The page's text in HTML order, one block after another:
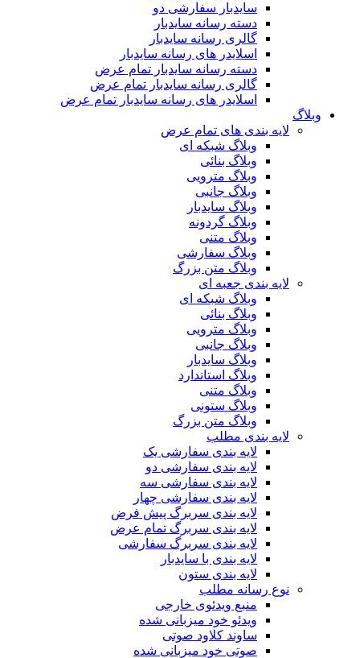
سایدبار سفارشی دو
دسته رسانه سایدبار
گالری رسانه سایدبار
اسلایدر های رسانه سایدبار
دسته رسانه سایدبار تمام عرض
گالری رسانه سایدبار تمام عرض
اسلایدر های رسانه سایدبار تمام عرض
وبلاگ
لایه بندی های تمام عرض
وبلاگ شبکه ای
وبلاگ بنائی
وبلاگ مترویی
وبلاگ جانبی
وبلاگ سایدبار
وبلاگ گردونه
وبلاگ متنی
وبلاگ سفارشی
وبلاگ متن بزرگ
لایه بندی جعبه ای
وبلاگ شبکه ای
وبلاگ بنائی
وبلاگ مترویی
وبلاگ جانبی
وبلاگ سایدبار
وبلاگ استاندارد
وبلاگ متنی
وبلاگ ستونی
وبلاگ متن بزرگ
لایه بندی مطلب
لایه بندی سفارشی یک
لایه بندی سفارشی دو
لایه بندی سفارشی سه
لایه بندی سفارشی چهار
لایه بندی سربرگ پیش فرض
لایه بندی سربرگ تمام عرض
لایه بندی سربرگ سفارشی
لایه بندی با سایدبار
لایه بندی ستون
نوع رسانه مطلب
منبع ویدئوی خارجی
ویدئو خود میزبانی شده
ساوند کلاود صوتی
صوتی خود میزبانی شده